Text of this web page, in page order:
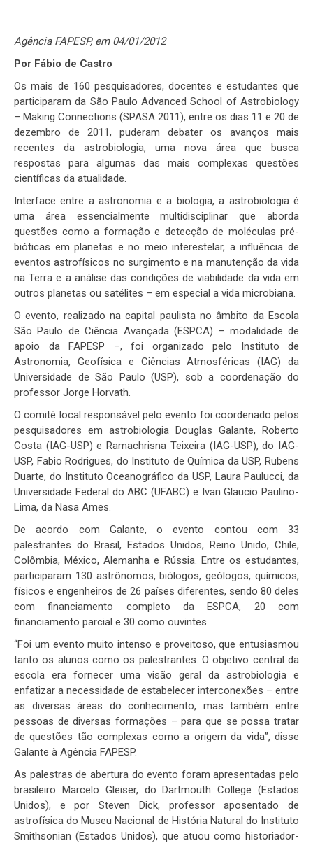
Agência FAPESP, em 04/01/2012
Por Fábio de Castro
Os mais de 160 pesquisadores, docentes e estudantes que
participaram da São Paulo Advanced School of Astrobiology
– Making Connections (SPASA 2011), entre os dias 11 e 20 de
dezembro de 2011, puderam debater os avanços mais
recentes da astrobiologia, uma nova área que busca
respostas para algumas das mais complexas questões
científicas da atualidade.
Interface entre a astronomia e a biologia, a astrobiologia é
uma área essencialmente multidisciplinar que aborda
questões como a formação e detecção de moléculas pré-
bióticas em planetas e no meio interestelar, a influência de
eventos astrofísicos no surgimento e na manutenção da vida
na Terra e a análise das condições de viabilidade da vida em
outros planetas ou satélites – em especial a vida microbiana.
O evento, realizado na capital paulista no âmbito da Escola
São Paulo de Ciência Avançada (ESPCA) – modalidade de
apoio da FAPESP –, foi organizado pelo Instituto de
Astronomia, Geofísica e Ciências Atmosféricas (IAG) da
Universidade de São Paulo (USP), sob a coordenação do
professor Jorge Horvath.
O comitê local responsável pelo evento foi coordenado pelos
pesquisadores em astrobiologia Douglas Galante, Roberto
Costa (IAG-USP) e Ramachrisna Teixeira (IAG-USP), do IAG-
USP, Fabio Rodrigues, do Instituto de Química da USP, Rubens
Duarte, do Instituto Oceanográfico da USP, Laura Paulucci, da
Universidade Federal do ABC (UFABC) e Ivan Glaucio Paulino-
Lima, da Nasa Ames.
De acordo com Galante, o evento contou com 33
palestrantes do Brasil, Estados Unidos, Reino Unido, Chile,
Colômbia, México, Alemanha e Rússia. Entre os estudantes,
participaram 130 astrônomos, biólogos, geólogos, químicos,
físicos e engenheiros de 26 países diferentes, sendo 80 deles
com financiamento completo da ESPCA, 20 com
financiamento parcial e 30 como ouvintes.
“Foi um evento muito intenso e proveitoso, que entusiasmou
tanto os alunos como os palestrantes. O objetivo central da
escola era fornecer uma visão geral da astrobiologia e
enfatizar a necessidade de estabelecer interconexões – entre
as diversas áreas do conhecimento, mas também entre
pessoas de diversas formações – para que se possa tratar
de questões tão complexas como a origem da vida”, disse
Galante à Agência FAPESP.
As palestras de abertura do evento foram apresentadas pelo
brasileiro Marcelo Gleiser, do Dartmouth College (Estados
Unidos), e por Steven Dick, professor aposentado de
astrofísica do Museu Nacional de História Natural do Instituto
Smithsonian (Estados Unidos), que atuou como historiador-